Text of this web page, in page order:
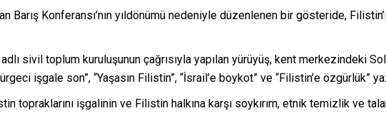
Barış Konferansı’nın yıldönümü nedeniyle düzenlenen bir gösteride,
sivil toplum kuruluşunun çağrısıyla yapılan yürüyüş, kent merkezindeki
işgale son”, “Yaşasın Filistin”, “İsrail’e boykot” ve “Filistin’e özgürlük”
topraklarını işgalinin ve Filistin halkına karşı soykırım, etnik temizlik ve